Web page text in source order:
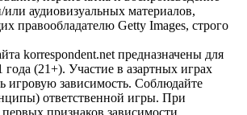
аудиовизуальных материалов,
правообладателю Getty Images, строго
korrespondent.net предназначены для
года (21+). Участие в азартных играх
игровую зависимость. Соблюдайте
ответственной игры. При
признаков зависимости